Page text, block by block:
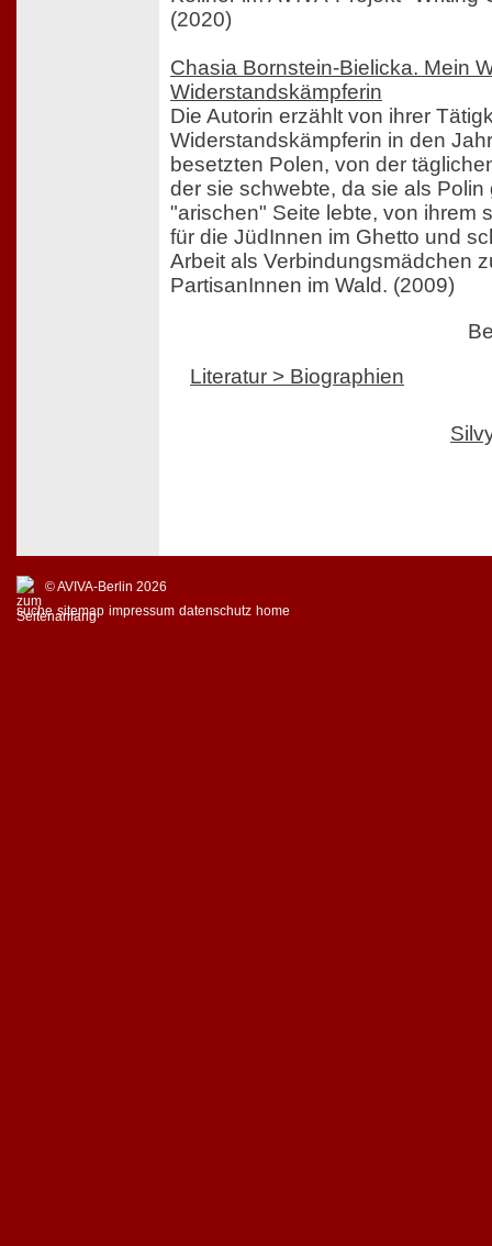
(2020)
Chasia Bornstein-Bielicka. Mein
Widerstandskämpferin
Die Autorin erzählt von ihrer
Widerstandskämpferin in den
besetzten Polen, von der
der sie schwebte, da sie als Polin
"arischen" Seite lebte, von ihrem
für die JüdInnen im Ghetto und
Arbeit als Verbindungsmädchen
PartisanInnen im Wald. (2009)
Literatur > Biographien
© AVIVA-Berlin 2026
suche sitemap impressum datenschutz home